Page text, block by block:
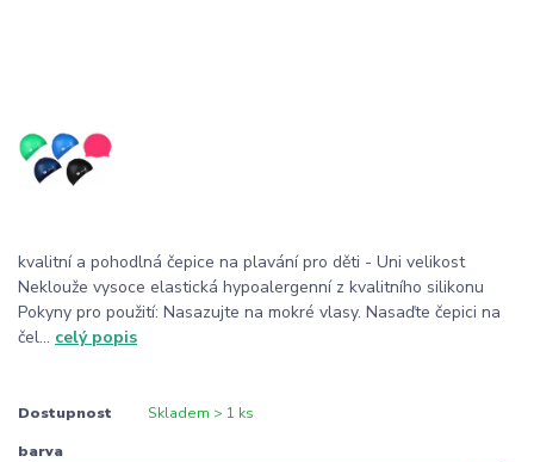
kvalitní a pohodlná čepice na plavání pro děti - Uni velikost
Neklouže vysoce elastická hypoalergenní z kvalitního silikonu
Pokyny pro použití: Nasazujte na mokré vlasy. Nasaďte čepici na
čel... celý popis
Dostupnost Skladem > 1 ks
barva